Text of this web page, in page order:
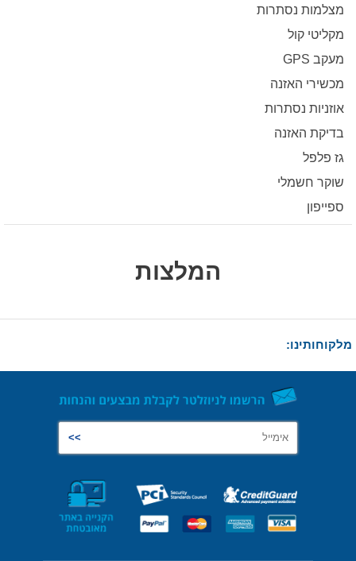
מצלמות נסתרות
מקליטי קול
מעקב GPS
מכשירי האזנה
אוזניות נסתרות
בדיקת האזנה
גז פלפל
שוקר חשמלי
ספייפון
המלצות
מלקוחותינו: